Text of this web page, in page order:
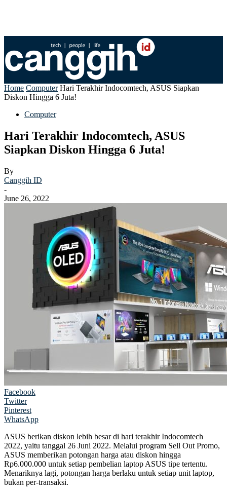
Home Computer Hari Terakhir Indocomtech, ASUS Siapkan
Diskon Hingga 6 Juta!
Computer
Hari Terakhir Indocomtech, ASUS
Siapkan Diskon Hingga 6 Juta!
By
Canggih ID
-
June 26, 2022
Facebook
Twitter
Pinterest
WhatsApp
ASUS berikan diskon lebih besar di hari terakhir Indocomtech
2022, yaitu tanggal 26 Juni 2022. Melalui program Sell Out Promo,
ASUS memberikan potongan harga atau diskon hingga
Rp6.000.000 untuk setiap pembelian laptop ASUS tipe tertentu.
Menariknya lagi, potongan harga berlaku untuk setiap unit laptop,
bukan per-transaksi.